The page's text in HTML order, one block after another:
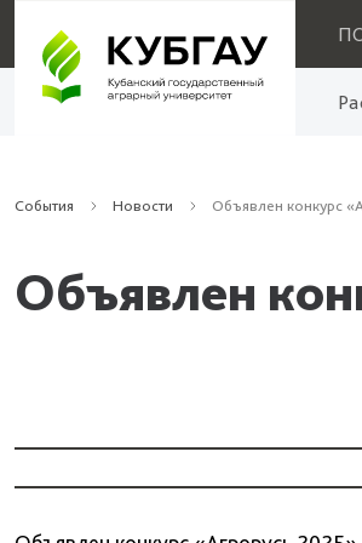
События Новости Объявлен конкурс
Объявлен